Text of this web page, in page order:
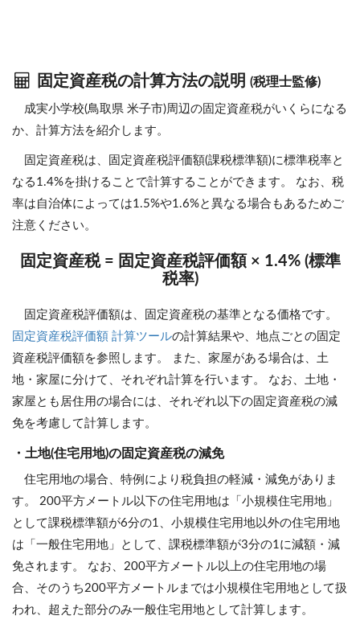
固定資産税の計算方法の説明 (税理士監修)
成実小学校(鳥取県 米子市)周辺の固定資産税がいくらになる
か、計算方法を紹介します。
固定資産税は、固定資産税評価額(課税標準額)に標準税率と
なる1.4%を掛けることで計算することができます。 なお、税
率は自治体によっては1.5%や1.6%と異なる場合もあるためご
注意ください。
固定資産税 = 固定資産税評価額 × 1.4% (標準
税率)
固定資産税評価額は、固定資産税の基準となる価格です。
固定資産税評価額 計算ツールの計算結果や、地点ごとの固定
資産税評価額を参照します。 また、家屋がある場合は、土
地・家屋に分けて、それぞれ計算を行います。 なお、土地・
家屋とも居住用の場合には、それぞれ以下の固定資産税の減
免を考慮して計算します。
・土地(住宅用地)の固定資産税の減免
住宅用地の場合、特例により税負担の軽減・減免がありま
す。 200平方メートル以下の住宅用地は「小規模住宅用地」
として課税標準額が6分の1、小規模住宅用地以外の住宅用地
は「一般住宅用地」として、課税標準額が3分の1に減額・減
免されます。 なお、200平方メートル以上の住宅用地の場
合、そのうち200平方メートルまでは小規模住宅用地として扱
われ、超えた部分のみ一般住宅用地として計算します。